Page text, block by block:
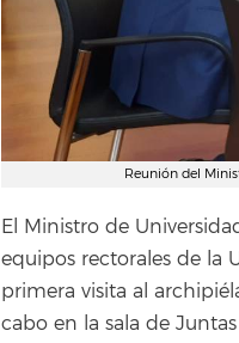
Reunión del
El Ministro de
equipos rectorales de la
primera visita al
cabo en la sala de